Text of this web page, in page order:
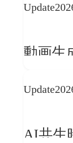
おける
Update
動画生
伸吾が
Update
AI共生